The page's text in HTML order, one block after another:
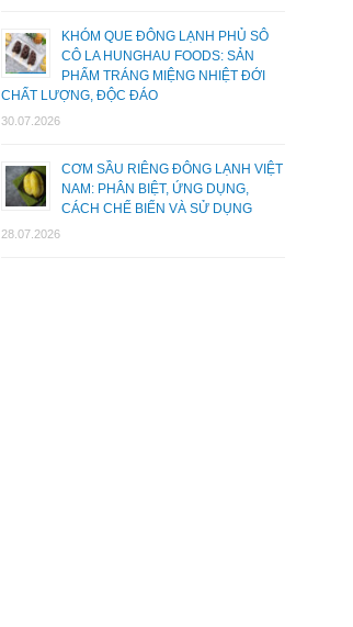
KHÓM QUE ĐÔNG LẠNH PHỦ SÔ
CÔ LA HUNGHAU FOODS: SẢN
PHẨM TRÁNG MIỆNG NHIỆT ĐỚI
CHẤT LƯỢNG, ĐỘC ĐÁO
30.07.2026
CƠM SẦU RIÊNG ĐÔNG LẠNH VIỆT
NAM: PHÂN BIỆT, ỨNG DỤNG,
CÁCH CHẾ BIẾN VÀ SỬ DỤNG
28.07.2026